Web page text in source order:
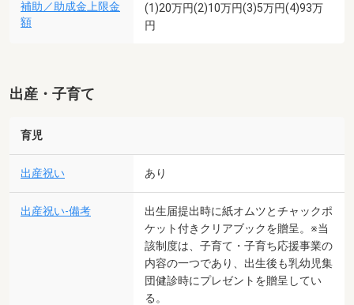
補助／助成金上限金
額
(1)20万円(2)10万円(3)5万円(4)93万
円
出産・子育て
育児
出産祝い あり
出産祝い-備考
出生届提出時に紙オムツとチャックポ
ケット付きクリアブックを贈呈。※当
該制度は、子育て・子育ち応援事業の
内容の一つであり、出生後も乳幼児集
団健診時にプレゼントを贈呈してい
る。